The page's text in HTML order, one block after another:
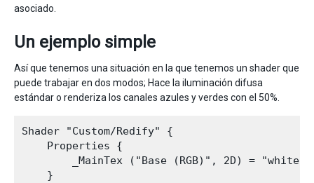
asociado.
Un ejemplo simple
Así que tenemos una situación en la que tenemos un shader que
puede trabajar en dos modos; Hace la iluminación difusa
estándar o renderiza los canales azules y verdes con el 50%.
Shader "Custom/Redify" {
    Properties {
_MainTex ("Base (RGB)", 2D) = "white"
    }